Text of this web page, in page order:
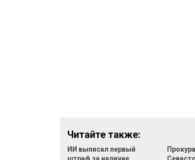
Читайте также:
ИИ выписал первый